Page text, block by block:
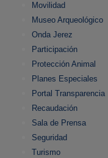
Movilidad
Museo Arqueológico
Onda Jerez
Participación
Protección Animal
Planes Especiales
Portal Transparencia
Recaudación
Sala de Prensa
Seguridad
Turismo